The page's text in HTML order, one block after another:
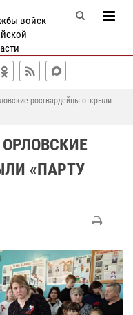
войск
росгвардейцы открыли
«ПАРТУ